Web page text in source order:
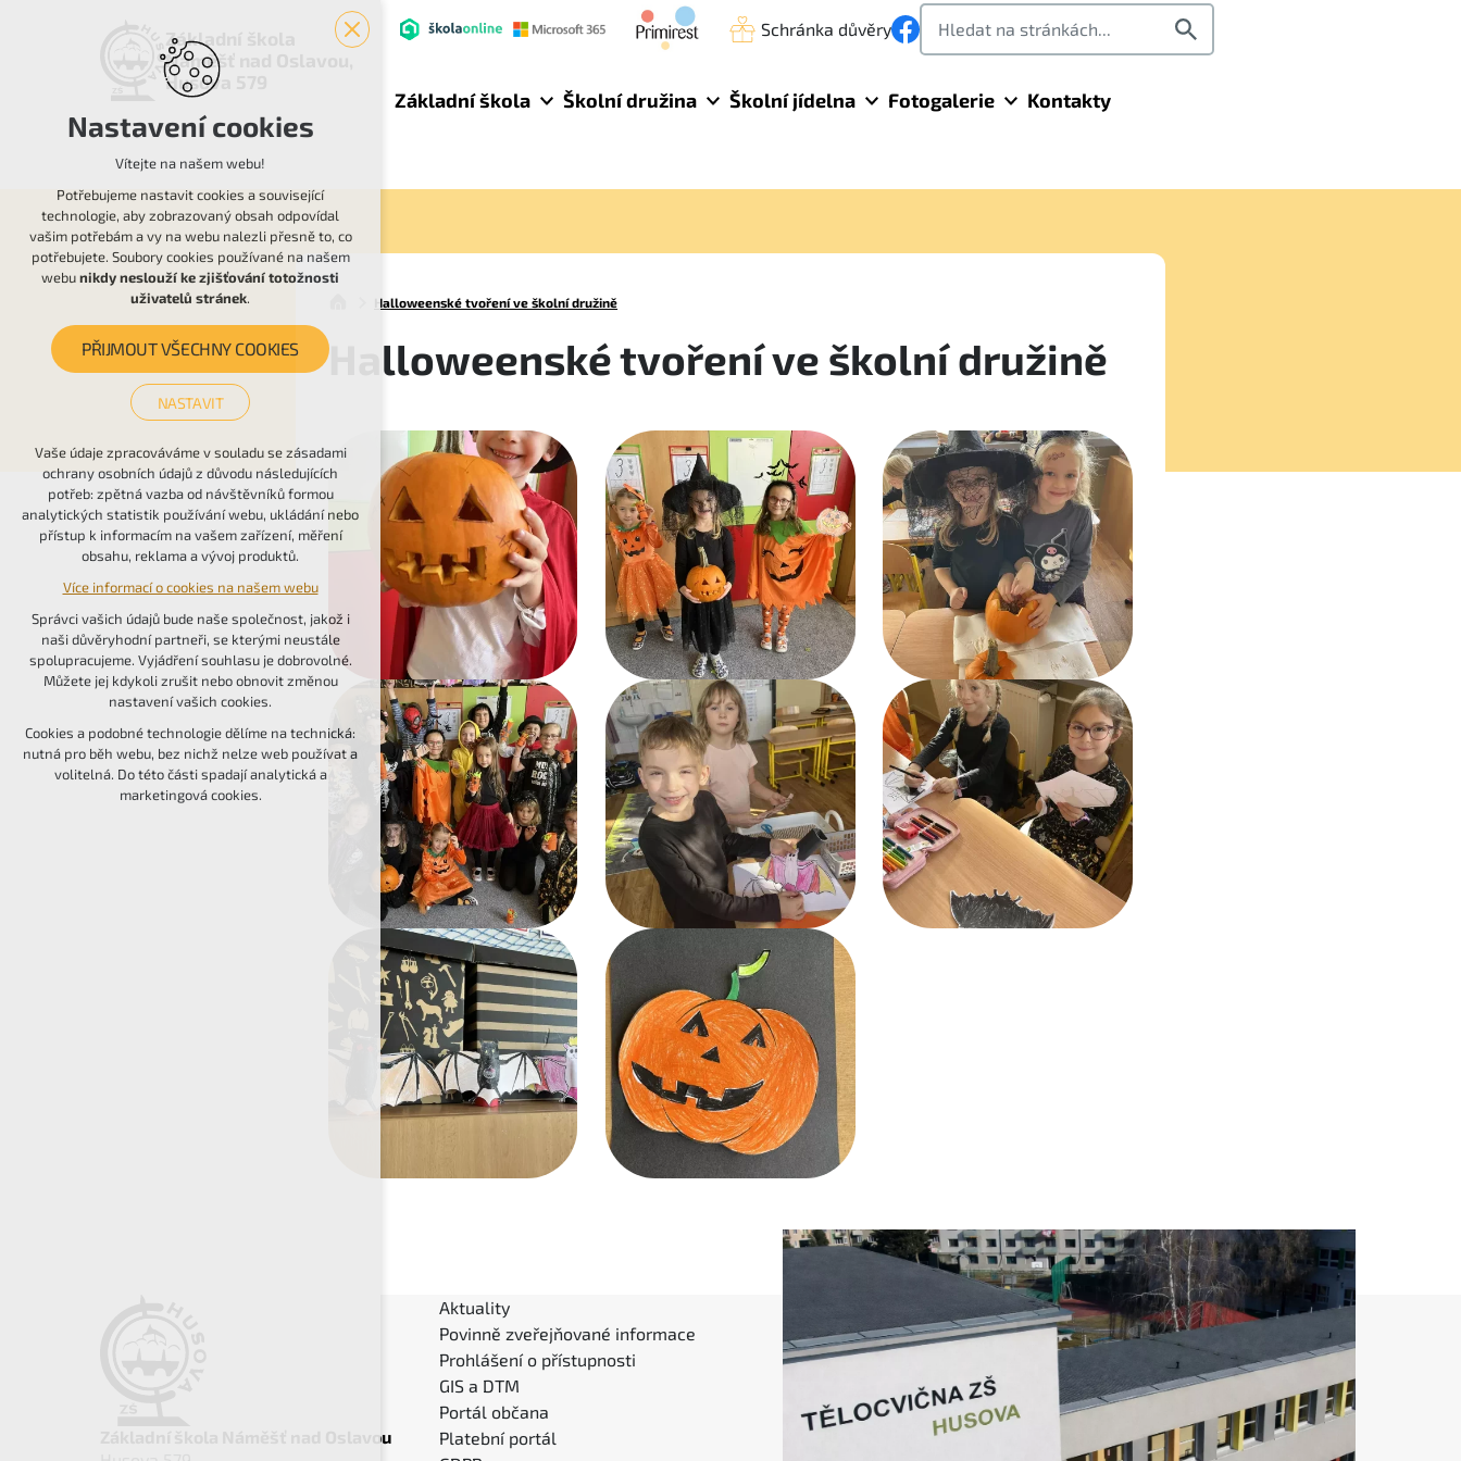
Základní škola
Náměšť nad Oslavou,
Husova 579
Schránka důvěry
Základní škola Školní družina Školní jídelna Fotogalerie Kontakty
Halloweenské tvoření ve školní družině
Halloweenské tvoření ve školní družině
Základní škola Náměšť nad Oslavou
Aktuality
Povinně zveřejňované informace
Prohlášení o přístupnosti
GIS a DTM
Portál občana
Platební portál
Nastavení cookies
Vítejte na našem webu!
Potřebujeme nastavit cookies a související
technologie, aby zobrazovaný obsah odpovídal
vašim potřebám a vy na webu nalezli přesně to, co
potřebujete. Soubory cookies používané na našem
webunikdy neslouží ke zjišťování totožnosti
uživatelů stránek.
PŘIJMOUT VŠECHNY COOKIES
NASTAVIT
Technická cookies
nutná pro provozování webu
udržení kontextu stránek (session): případná
přihlášení, volby jazyka, apod.
Volitelná cookies
analytická pro anonymizované vyhodnocení
návštěvnosti
marketingová cookies (Google, Seznam,
Facebook)
Více informací o cookies na našem webu
PŘIJMOUT VŠECHNY COOKIES
ODMÍTNOUT VOLITELNÁ
Vaše údaje zpracováváme v souladu se zásadami
ochrany osobních údajů z důvodu následujících
potřeb: zpětná vazba od návštěvníků formou
analytických statistik používání webu, ukládání nebo
přístup k informacím na vašem zařízení, měření
obsahu, reklama a vývoj produktů.
Více informací o cookies na našem webu
Správci vašich údajů bude naše společnost, jakož i
naši důvěryhodní partneři, se kterými neustále
spolupracujeme. Vyjádření souhlasu je dobrovolné.
Můžete jej kdykoli zrušit nebo obnovit změnou
nastavení vašich cookies.
Cookies a podobné technologie dělíme na technická:
nutná pro běh webu, bez nichž nelze web používat a
volitelná. Do této části spadají analytická a
marketingová cookies.